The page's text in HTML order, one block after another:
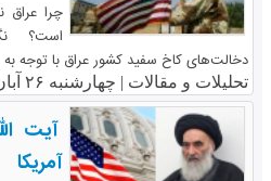
چرا عراق
است؟
دخالت‌های کاخ سفید کشور عراق با توجه
تحلیلات و مقالات | چهارشنبه ۲۶ آبان ۱۴۰۰
آیت
آمریکا